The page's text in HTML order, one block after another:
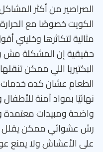
الصراصير من أكثر
الكويت خصوصًا مع الحرارة
مثالية لتكاثرها وخليني
حقيقية إن المشكلة
البكتيريا اللي ممكن
الطعام عشان كده
نهائيًا بمواد آمنة
واضحة ومبيدات معتمدة
رش عشوائي ممكن يقلل
على الأعشاش ولا يمنع